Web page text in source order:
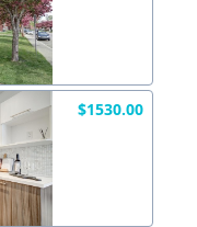
$1530.00